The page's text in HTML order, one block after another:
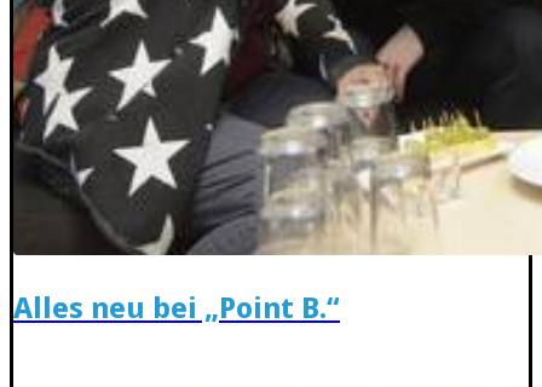
Alles neu bei „Point B.“